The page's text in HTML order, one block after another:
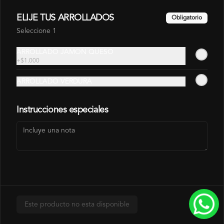
SALSA LOVE
$700
ELIJE TUS ARROLLADOS Obligatorio
Seleccione 1
+$1.000
Instrucciones especiales
Este producto no esta disponible